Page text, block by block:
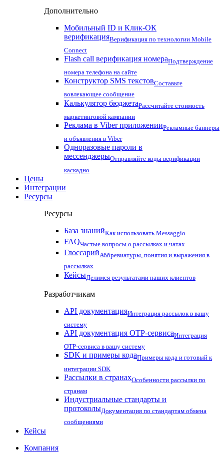
Дополнительно
Мобильный ID и Клик-ОК
верификацияВерификация по технологии Mobile
Connect
Flash call верификация номераПодтверждение
номера телефона на сайте
Конструктор SMS текстовСоставьте
вовлекающее сообщение
Калькулятор бюджетаРассчитайте стоимость
маркетинговой кампании
Реклама в Viber приложенииРекламные баннеры
и объявления в Viber
Одноразовые пароли в
мессенджерыОтправляйте коды верификации
каскадно
Цены
Интеграции
Ресурсы
Ресурсы
База знанийКак использовать Messaggio
FAQЧастые вопросы о рассылках и чатах
ГлоссарийАббревиатуры, понятия и выражения в
рассылках
КейсыДелимся результатами наших клиентов
Разработчикам
API документацияИнтеграция рассылок в вашу
систему
API документация OTP-сервисаИнтеграция
OTP-сервиса в вашу систему
SDK и примеры кодаПримеры кода и готовый к
интеграции SDK
Рассылки в странахОсобенности рассылки по
странам
Индустриальные стандарты и
протоколыДокументация по стандартам обмена
сообщениями
Кейсы
Компания